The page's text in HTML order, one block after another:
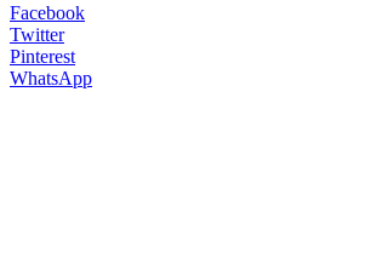
Facebook
Twitter
Pinterest
WhatsApp